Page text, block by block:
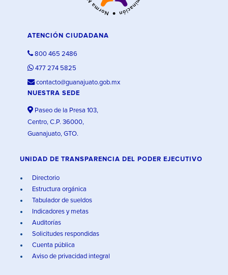
ATENCIÓN CIUDADANA
800 465 2486
477 274 5825
contacto@guanajuato.gob.mx
NUESTRA SEDE
Paseo de la Presa 103,
Centro, C.P. 36000,
Guanajuato, GTO.
UNIDAD DE TRANSPARENCIA DEL PODER EJECUTIVO
Directorio
Estructura orgánica
Tabulador de sueldos
Indicadores y metas
Auditorías
Solicitudes respondidas
Cuenta pública
Aviso de privacidad integral